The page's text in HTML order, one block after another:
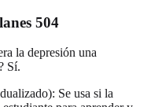
504
la depresión una
Sí.
Se usa si la